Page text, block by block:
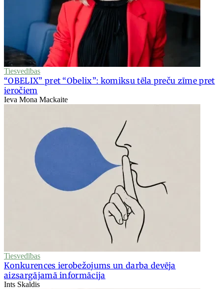
Tiesvedības
“OBELIX” pret “Obelix”: komiksu tēla preču zīme pret
ieročiem
Ieva Mona Mackaite
Tiesvedības
Konkurences ierobežojums un darba devēja
aizsargājamā informācija
Ints Skaldis